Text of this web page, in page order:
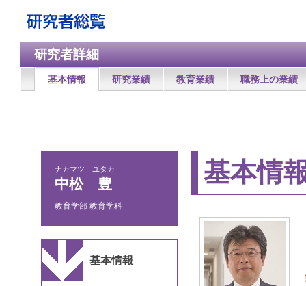
研究者詳細
基本情報 研究業績 教育業績 職務上の業績
ナカマツ ユタカ
中松 豊
教育学部 教育学科
基本情報
基本情